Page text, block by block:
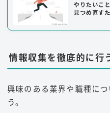
やりたいこ
見つめ直す
情報収集を徹底的に行
興味のある業界や職種に
う。